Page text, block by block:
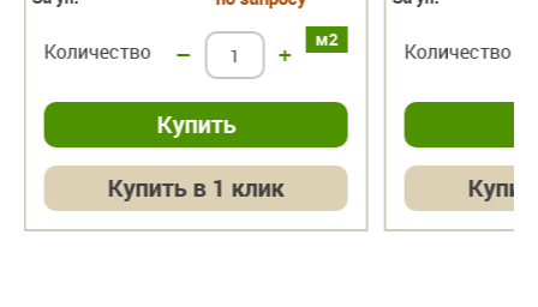
м2
Количество – +
Купить в 1 клик
Количество